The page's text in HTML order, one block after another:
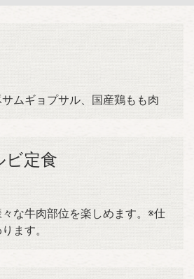
ムギョプサル、国産鶏もも肉
ビ定食
な牛肉部位を楽しめます。※仕
ます。